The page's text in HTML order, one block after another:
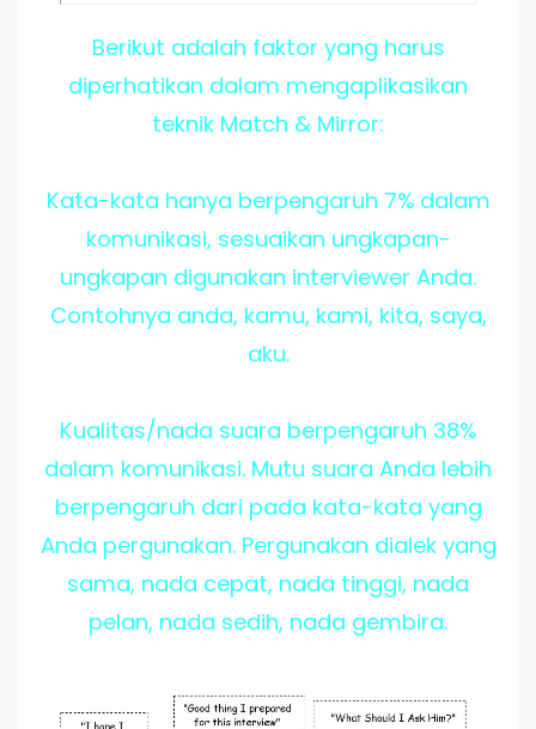
Berikut adalah faktor yang harus
diperhatikan dalam mengaplikasikan
teknik Match & Mirror:
Kata-kata hanya berpengaruh 7% dalam
komunikasi, sesuaikan ungkapan-
ungkapan digunakan interviewer Anda.
Contohnya anda, kamu, kami, kita, saya,
aku.
Kualitas/nada suara berpengaruh 38%
dalam komunikasi. Mutu suara Anda lebih
berpengaruh dari pada kata-kata yang
Anda pergunakan. Pergunakan dialek yang
sama, nada cepat, nada tinggi, nada
pelan, nada sedih, nada gembira.